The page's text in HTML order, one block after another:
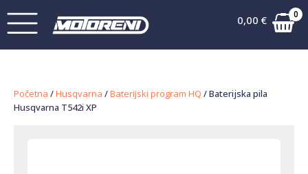
0,00 € 0
Početna /Husqvarna /Baterijski program HQ / Baterijska pila
Husqvarna T542i XP